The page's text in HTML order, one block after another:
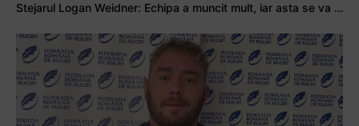
Stejarul Logan Weidner: Echipa a muncit mult, iar asta se va vedea în meciurile de la Nations Cup